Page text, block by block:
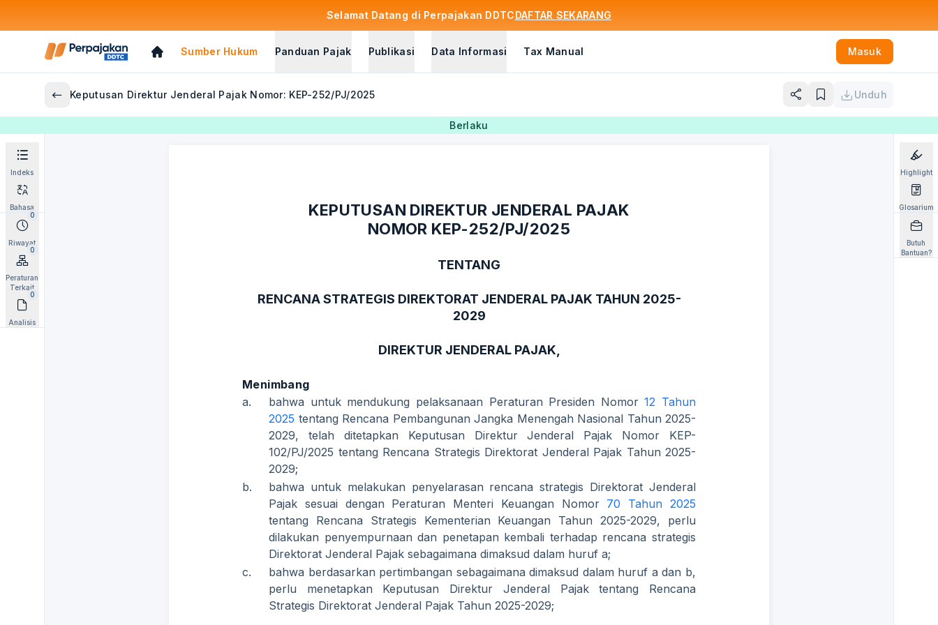
Selamat Datang di Perpajakan DDTCDAFTAR SEKARANG
Sumber Hukum Panduan Pajak Publikasi Data Informasi Tax Manual Masuk
Keputusan Direktur Jenderal Pajak Nomor: KEP-252/PJ/2025 Unduh
Berlaku
Indeks
Bahasa
0
Riwayat
0
Peraturan
Terkait
0
Analisis
KEPUTUSAN DIREKTUR JENDERAL PAJAK
NOMOR KEP-252/PJ/2025
TENTANG
RENCANA STRATEGIS DIREKTORAT JENDERAL PAJAK TAHUN 2025-
2029
DIREKTUR JENDERAL PAJAK,
Menimbang
a.
bahwa untuk mendukung pelaksanaan Peraturan Presiden Nomor12 Tahun
2025 tentang Rencana Pembangunan Jangka Menengah Nasional Tahun 2025-
2029, telah ditetapkan Keputusan Direktur Jenderal Pajak Nomor KEP-
102/PJ/2025 tentang Rencana Strategis Direktorat Jenderal Pajak Tahun 2025-
2029;
b.
bahwa untuk melakukan penyelarasan rencana strategis Direktorat Jenderal
Pajak sesuai dengan Peraturan Menteri Keuangan Nomor 70 Tahun 2025
tentang Rencana Strategis Kementerian Keuangan Tahun 2025-2029, perlu
dilakukan penyempurnaan dan penetapan kembali terhadap rencana strategis
Direktorat Jenderal Pajak sebagaimana dimaksud dalam huruf a;
c.
bahwa berdasarkan pertimbangan sebagaimana dimaksud dalam huruf a dan b,
perlu menetapkan Keputusan Direktur Jenderal Pajak tentang Rencana
Strategis Direktorat Jenderal Pajak Tahun 2025-2029;
Highlight
Glosarium
Butuh
Bantuan?